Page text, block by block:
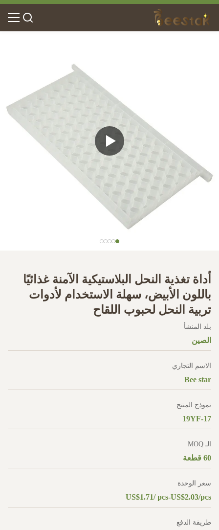
أداة تغذية النحل البلاستيكية الآمنة غذائيًا
باللون الأبيض، سهلة الاستخدام لأدوات
تربية النحل لحبوب اللقاح
بلد المنشأ
الصين
الاسم التجاري
Bee star
نموذج المنتج
19YF-17
الـ MOQ
60 قطعة
سعر الوحدة
US$1.71/ pcs-US$2.03/pcs
طريقة الدفع